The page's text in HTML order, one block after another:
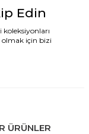
Edin
olmak için bizi
ÜRÜNLER